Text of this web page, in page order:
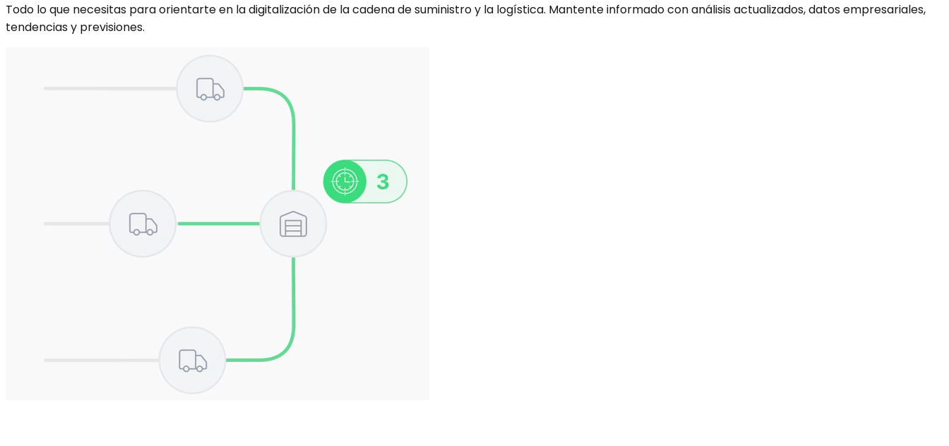
Todo lo que necesitas para orientarte en la digitalización de la cadena de suministro y la logística. Mantente informado con análisis actualizados, datos empresariales,
tendencias y previsiones.